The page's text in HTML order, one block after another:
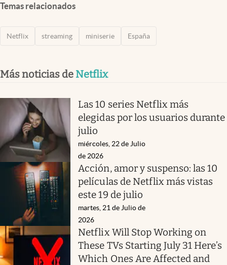
Temas relacionados
Netflix streaming miniserie España
Más noticias de Netflix
Las 10 series Netflix más
elegidas por los usuarios durante
julio
miércoles, 22 de Julio
de 2026
Acción, amor y suspenso: las 10
películas de Netflix más vistas
este 19 de julio
martes, 21 de Julio de
2026
Netflix Will Stop Working on
These TVs Starting July 31 Here’s
Which Ones Are Affected and